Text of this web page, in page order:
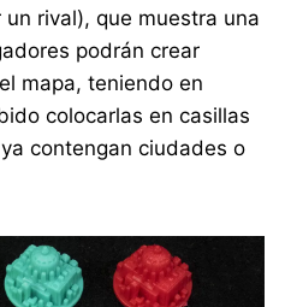
rival), que muestra una
podrán crear
mapa, teniendo en
colocarlas en casillas
contengan ciudades o